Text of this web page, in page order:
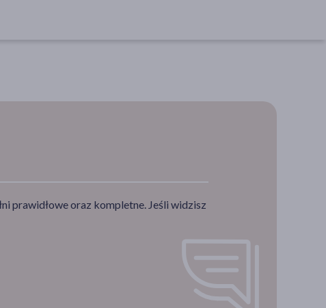
prawidłowe oraz kompletne. Jeśli widzisz